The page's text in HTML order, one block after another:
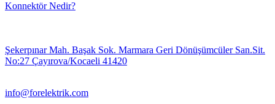
Konnektör Nedir?
Şekerpınar Mah. Başak Sok. Marmara Geri Dönüşümcüler San.Sit.
No:27 Çayırova/Kocaeli 41420
info@forelektrik.com